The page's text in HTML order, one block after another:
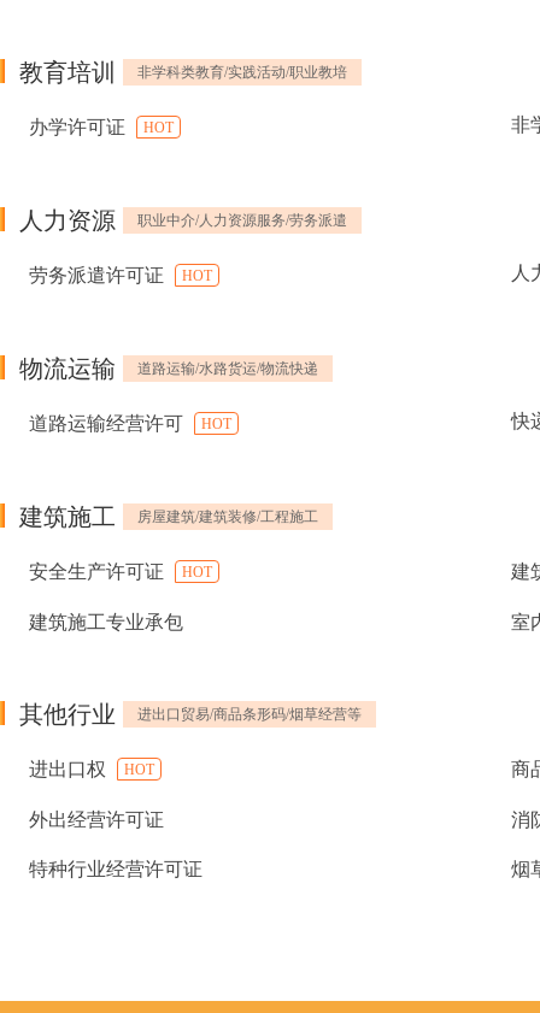
教育培训 非学科类教育/实践活动/职业教培
办学许可证 HOT 非
人力资源 职业中介/人力资源服务/劳务派遣
劳务派遣许可证 HOT 人
物流运输 道路运输/水路货运/物流快递
道路运输经营许可 HOT 快
建筑施工 房屋建筑/建筑装修/工程施工
安全生产许可证 HOT 建
建筑施工专业承包 室
其他行业 进出口贸易/商品条形码/烟草经营等
进出口权 HOT 商
外出经营许可证 消
特种行业经营许可证 烟